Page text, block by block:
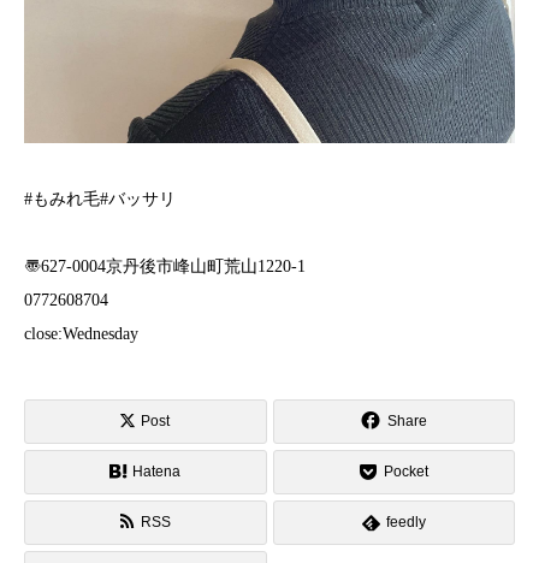
#もみれ毛#バッサリ
〠627-0004京丹後市峰山町荒山1220-1︎
0772608704
close:Wednesday
Post Share
Hatena Pocket
RSS feedly